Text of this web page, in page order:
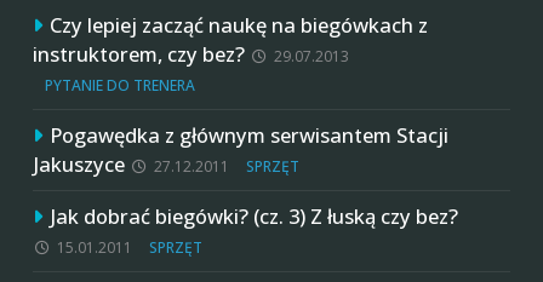
Czy lepiej zacząć naukę na biegówkach z
instruktorem, czy bez?
29.07.2013
PYTANIE DO TRENERA
Pogawędka z głównym serwisantem Stacji
Jakuszyce
27.12.2011 SPRZĘT
Jak dobrać biegówki? (cz. 3) Z łuską czy bez?
15.01.2011 SPRZĘT